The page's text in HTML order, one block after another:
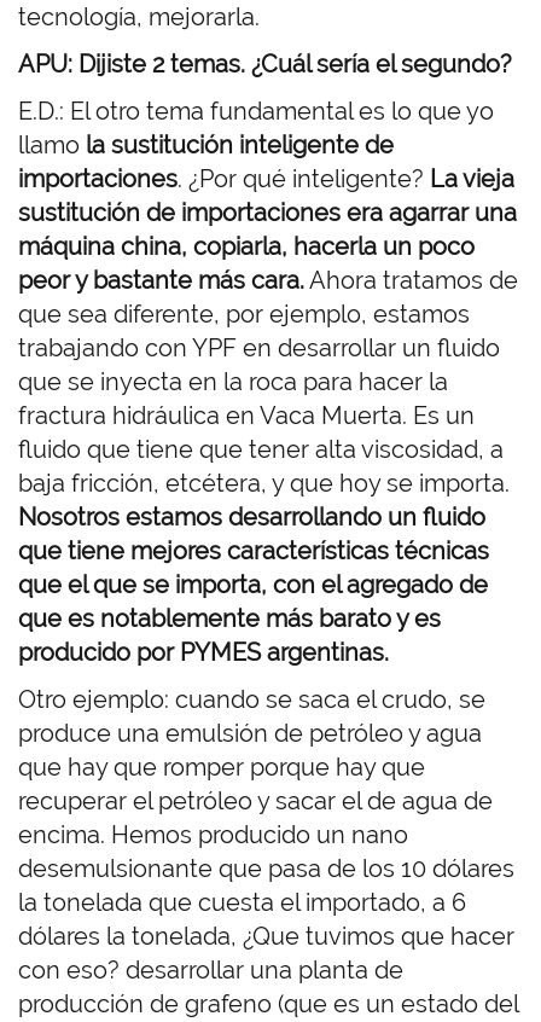
tecnología, mejorarla.
APU: Dijiste 2 temas. ¿Cuál sería el segundo?
E.D.: El otro tema fundamental es lo que yo
llamo la sustitución inteligente de
importaciones. ¿Por qué inteligente? La vieja
sustitución de importaciones era agarrar una
máquina china, copiarla, hacerla un poco
peor y bastante más cara.Ahora tratamos de
que sea diferente, por ejemplo, estamos
trabajando con YPF en desarrollar un fluido
que se inyecta en la roca para hacer la
fractura hidráulica en Vaca Muerta. Es un
fluido que tiene que tener alta viscosidad, a
baja fricción, etcétera, y que hoy se importa.
Nosotros estamos desarrollando un fluido
que tiene mejores características técnicas
que el que se importa, con el agregado de
que es notablemente más barato y es
producido por PYMES argentinas.
Otro ejemplo: cuando se saca el crudo, se
produce una emulsión de petróleo y agua
que hay que romper porque hay que
recuperar el petróleo y sacar el de agua de
encima. Hemos producido un nano
desemulsionante que pasa de los 10 dólares
la tonelada que cuesta el importado, a 6
dólares la tonelada, ¿Que tuvimos que hacer
con eso? desarrollar una planta de
producción de grafeno (que es un estado del